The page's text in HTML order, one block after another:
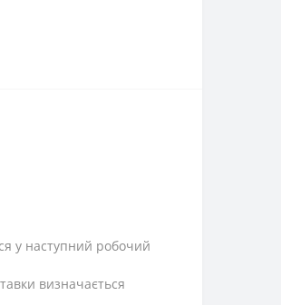
у наступний робочий
визначається